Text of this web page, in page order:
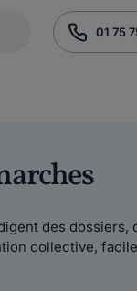
01 75
des dossiers,
collective,